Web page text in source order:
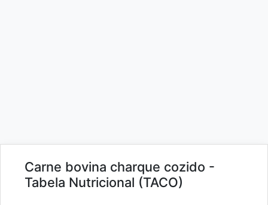
Carne bovina charque cozido -
Tabela Nutricional (TACO)